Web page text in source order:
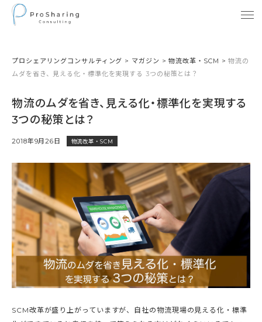
プロシェアリングコンサルティング > マガジン >物流改革・SCM >物流の
ムダを省き、見える化・標準化を実現する 3つの秘策とは？
物流のムダを省き、見える化・標準化を実現する
3つの秘策とは？
2018年9月26日 物流改革・SCM
SCM改革が盛り上がっていますが、自社の物流現場の見える化・標準